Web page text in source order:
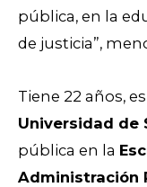
pública, en la
de justicia”,
Tiene 22 años,
Universidad de
pública en la
Administración